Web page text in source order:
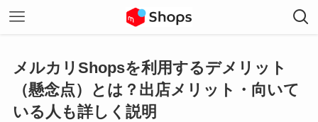
メルカリShopsを利用するデメリット
（懸念点）とは？出店メリット・向いて
いる人も詳しく説明